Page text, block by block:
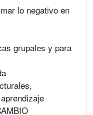
lo negativo en
grupales y para